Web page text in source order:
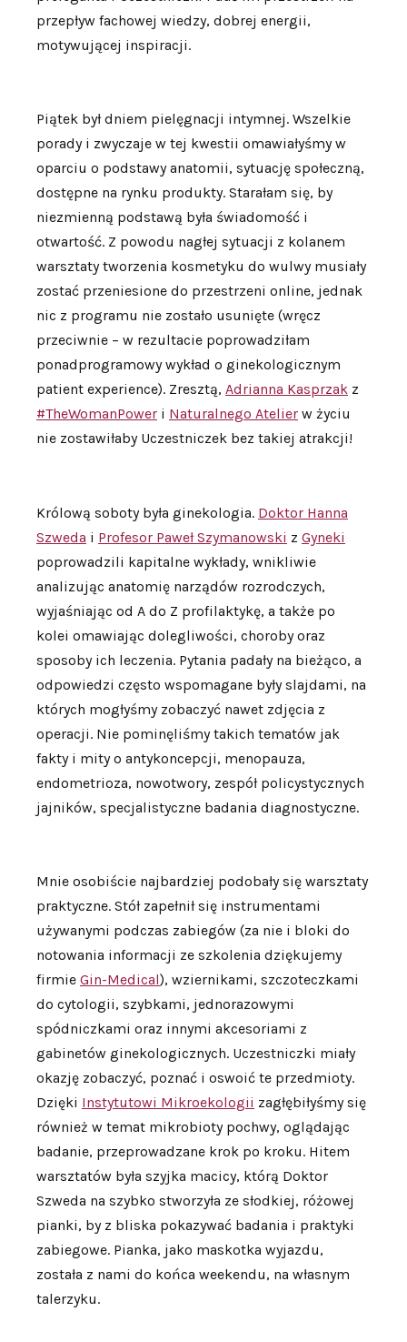
przepływ fachowej wiedzy, dobrej energii,
motywującej inspiracji.
Piątek był dniem pielęgnacji intymnej. Wszelkie
porady i zwyczaje w tej kwestii omawiałyśmy w
oparciu o podstawy anatomii, sytuację społeczną,
dostępne na rynku produkty. Starałam się, by
niezmienną podstawą była świadomość i
otwartość. Z powodu nagłej sytuacji z kolanem
warsztaty tworzenia kosmetyku do wulwy musiały
zostać przeniesione do przestrzeni online, jednak
nic z programu nie zostało usunięte (wręcz
przeciwnie – w rezultacie poprowadziłam
ponadprogramowy wykład o ginekologicznym
patient experience). Zresztą, Adrianna Kasprzak z
#TheWomanPower i Naturalnego Atelier w życiu
nie zostawiłaby Uczestniczek bez takiej atrakcji!
Królową soboty była ginekologia. Doktor Hanna
Szweda i Profesor Paweł Szymanowski z Gyneki
poprowadzili kapitalne wykłady, wnikliwie
analizując anatomię narządów rozrodczych,
wyjaśniając od A do Z profilaktykę, a także po
kolei omawiając dolegliwości, choroby oraz
sposoby ich leczenia. Pytania padały na bieżąco, a
odpowiedzi często wspomagane były slajdami, na
których mogłyśmy zobaczyć nawet zdjęcia z
operacji. Nie pominęliśmy takich tematów jak
fakty i mity o antykoncepcji, menopauza,
endometrioza, nowotwory, zespół policystycznych
jajników, specjalistyczne badania diagnostyczne.
Mnie osobiście najbardziej podobały się warsztaty
praktyczne. Stół zapełnił się instrumentami
używanymi podczas zabiegów (za nie i bloki do
notowania informacji ze szkolenia dziękujemy
firmie Gin-Medical), wziernikami, szczoteczkami
do cytologii, szybkami, jednorazowymi
spódniczkami oraz innymi akcesoriami z
gabinetów ginekologicznych. Uczestniczki miały
okazję zobaczyć, poznać i oswoić te przedmioty.
Dzięki Instytutowi Mikroekologii zagłębiłyśmy się
również w temat mikrobioty pochwy, oglądając
badanie, przeprowadzane krok po kroku. Hitem
warsztatów była szyjka macicy, którą Doktor
Szweda na szybko stworzyła ze słodkiej, różowej
pianki, by z bliska pokazywać badania i praktyki
zabiegowe. Pianka, jako maskotka wyjazdu,
została z nami do końca weekendu, na własnym
talerzyku.